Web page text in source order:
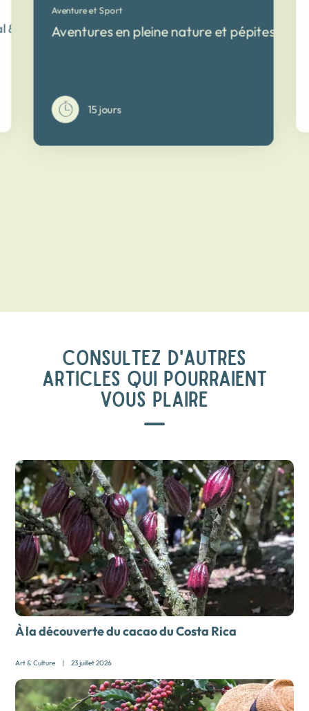
& balnéaire
Aventure et Sport
Aventures en pleine nature et pépites du
15 jours
CONSULTEZ D'AUTRES
ARTICLES QUI POURRAIENT
VOUS PLAIRE
À la découverte du cacao du Costa Rica
Art & Culture | 23 juillet 2026